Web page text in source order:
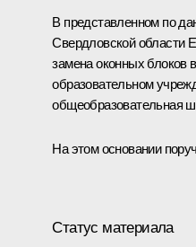
В представленном по
Свердловской области
замена оконных
образовательном
общеобразовательная
На этом основании
Статус материала